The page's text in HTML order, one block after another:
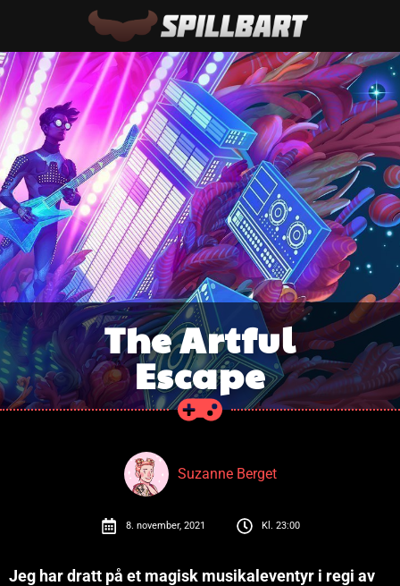
The Artful
Escape
Suzanne Berget
8. november, 2021 Kl. 23:00
Jeg har dratt på et magisk musikaleventyr i regi av